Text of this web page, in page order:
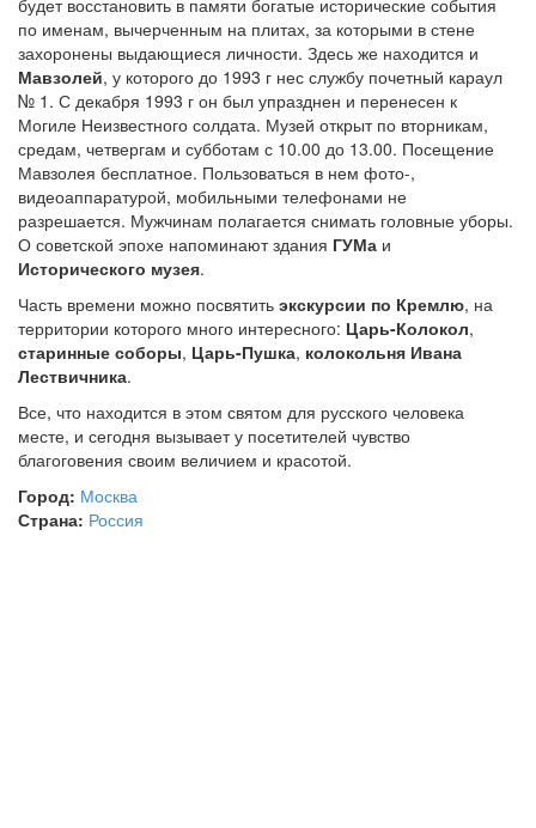
будет восстановить в памяти богатые исторические события
по именам, вычерченным на плитах, за которыми в стене
захоронены выдающиеся личности. Здесь же находится и
Мавзолей, у которого до 1993 г нес службу почетный караул
№ 1. С декабря 1993 г он был упразднен и перенесен к
Могиле Неизвестного солдата. Музей открыт по вторникам,
средам, четвергам и субботам с 10.00 до 13.00. Посещение
Мавзолея бесплатное. Пользоваться в нем фото-,
видеоаппаратурой, мобильными телефонами не
разрешается. Мужчинам полагается снимать головные уборы.
О советской эпохе напоминают здания ГУМа и
Исторического музея.
Часть времени можно посвятить экскурсии по Кремлю, на
территории которого много интересного: Царь-Колокол,
старинные соборы, Царь-Пушка, колокольня Ивана
Лествичника.
Все, что находится в этом святом для русского человека
месте, и сегодня вызывает у посетителей чувство
благоговения своим величием и красотой.
Город: Москва
Страна: Россия